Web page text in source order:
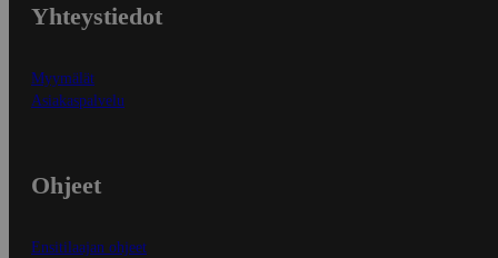
Yhteystiedot
Myymälät
Asiakaspalvelu
Ohjeet
Ensitilaajan ohjeet